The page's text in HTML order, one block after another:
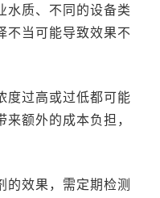
水质、不同的设备类
不当可能导致效果不
度过高或过低都可能
额外的成本负担，
的效果，需定期检测